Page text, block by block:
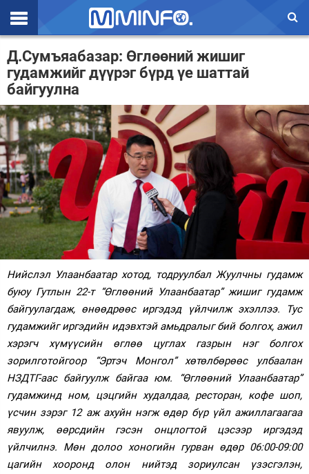
Эхлэл
Цаг агаар
Валют ханш
Улс төр
Эдийн засаг
Үзэл бодол
Спорт
Нийгэм
Дэлхий
Энтертайнмэнт
Зурхай
Д.Сумъяабазар: Өглөөний жишиг
гудамжийг дүүрэг бүрд үе шаттай
байгуулна
Нийслэл Улаанбаатар хотод, тодруулбал Жуулчны гудамж
буюу Гутлын 22-т “Өглөөний Улаанбаатар” жишиг гудамж
байгуулагдаж, өнөөдрөөс иргэдэд үйлчилж эхэллээ. Тус
гудамжийг иргэдийн идэвхтэй амьдралыг бий болгох, ажил
хэрэгч хүмүүсийн өглөө цуглах газрын нэг болгох
зорилготойгоор “Эртэч Монгол” хөтөлбөрөөс улбаалан
НЗДТГ-аас байгуулж байгаа юм. “Өглөөний Улаанбаатар”
гудамжинд ном, цэцгийн худалдаа, ресторан, кофе шоп,
үсчин зэрэг 12 аж ахуйн нэгж өдөр бүр үйл ажиллагаагаа
явуулж, өөрсдийн гэсэн онцлогтой цэсээр иргэдэд
үйлчилнэ. Мөн долоо хоногийн гурван өдөр 06:00-09:00
цагийн хооронд олон нийтэд зориулсан үзэсгэлэн,